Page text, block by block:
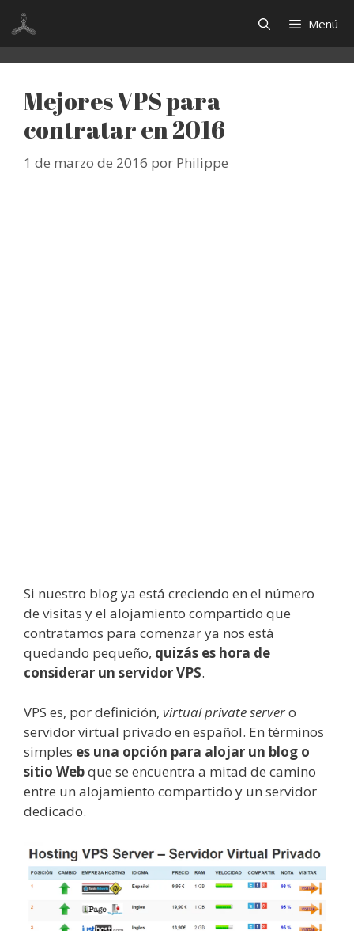
Saltar
contenido
Menú
Mejores VPS para
contratar en 2016
1 de marzo de 2016 por Philippe
Si nuestro blog ya está creciendo en el número
de visitas y el alojamiento compartido que
contratamos para comenzar ya nos está
quedando pequeño, quizás es hora de
considerar un servidor VPS.
VPS es, por definición, virtual private servero
servidor virtual privado en español. En términos
simples es una opción para alojar un blog o
sitio Webque se encuentra a mitad de camino
entre un alojamiento compartido y un servidor
dedicado.